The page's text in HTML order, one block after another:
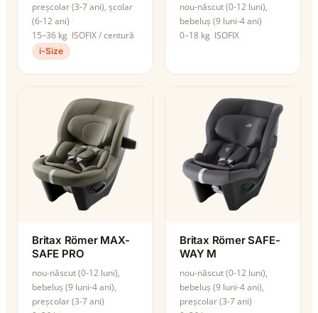
preșcolar (3-7 ani), școlar
(6-12 ani)
15–36 kg ISOFIX / centură
i-Size
nou-născut (0-12 luni),
bebeluș (9 luni-4 ani)
0–18 kg ISOFIX
Britax Römer MAX-
SAFE PRO
nou-născut (0-12 luni),
bebeluș (9 luni-4 ani),
preșcolar (3-7 ani)
Britax Römer SAFE-
WAY M
nou-născut (0-12 luni),
bebeluș (9 luni-4 ani),
preșcolar (3-7 ani)